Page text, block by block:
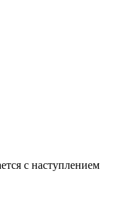
с наступлением